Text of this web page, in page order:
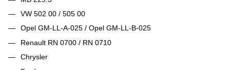
VW 502 00 / 505 00
Opel GM-LL-A-025 / Opel GM-LL-B-025
Renault RN 0700 / RN 0710
Chrysler